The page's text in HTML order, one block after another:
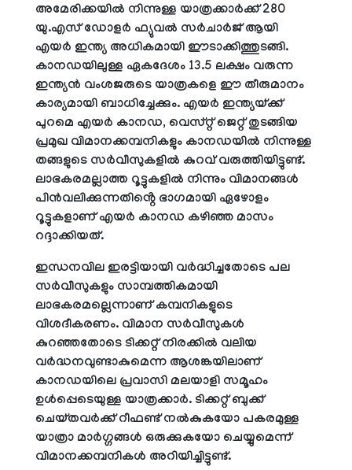
അമേരിക്കയിൽ നിന്നുള്ള യാത്രക്കാർക്ക് 280
യു.എസ് ഡോളർ ഫ്യുവൽ സർചാർജ് ആയി
എയർ ഇന്ത്യ അധികമായി ഈടാക്കിത്തുടങ്ങി.
കാനഡയിലുള്ള ഏകദേശം 13.5 ലക്ഷം വരുന്ന
ഇന്ത്യൻ വംശജരുടെ യാത്രകളെ ഈ തീരുമാനം
കാര്യമായി ബാധിച്ചേക്കും. എയർ ഇന്ത്യയ്ക്ക്
പുറമെ എയർ കാനഡ, വെസ്റ്റ് ജെറ്റ് തുടങ്ങിയ
പ്രമുഖ വിമാനക്കമ്പനികളും കാനഡയിൽ നിന്നുള്ള
തങ്ങളുടെ സർവീസുകളിൽ കുറവ് വരുത്തിയിട്ടുണ്ട്.
ലാഭകരമല്ലാത്ത റൂട്ടുകളിൽ നിന്നും വിമാനങ്ങൾ
പിൻവലിക്കുന്നതിൻ്റെ ഭാഗമായി ഏഴോളം
റൂട്ടുകളാണ് എയർ കാനഡ കഴിഞ്ഞ മാസം
റദ്ദാക്കിയത്.
ഇന്ധനവില ഇരട്ടിയായി വർദ്ധിച്ചതോടെ പല
സർവീസുകളും സാമ്പത്തികമായി
ലാഭകരമല്ലെന്നാണ് കമ്പനികളുടെ
വിശദീകരണം. വിമാന സർവീസുകൾ
കുറഞ്ഞതോടെ ടിക്കറ്റ് നിരക്കിൽ വലിയ
വർദ്ധനവുണ്ടാകുമെന്ന ആശങ്കയിലാണ്
കാനഡയിലെ പ്രവാസി മലയാളി സമൂഹം
ഉൾപ്പെടെയുള്ള യാത്രക്കാർ. ടിക്കറ്റ് ബുക്ക്
ചെയ്തവർക്ക് റീഫണ്ട് നൽകുകയോ പകരമുള്ള
യാത്രാ മാർഗ്ഗങ്ങൾ ഒരുക്കുകയോ ചെയ്യുമെന്ന്
വിമാനക്കമ്പനികൾ അറിയിച്ചിട്ടുണ്ട്.